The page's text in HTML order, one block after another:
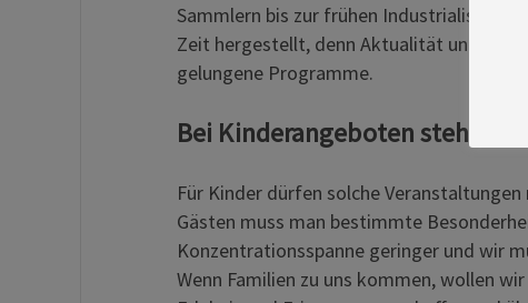
Sammlern bis zur frühen
Zeit hergestellt, denn Aktualität und die
gelungene Programme.
Bei Kinderangeboten steht der
Für Kinder dürfen solche
Gästen muss man bestimmte
Konzentrationsspanne geringer und wir
Wenn Familien zu uns kommen, wollen